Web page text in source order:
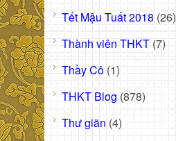
Tết Mậu Tuất 2018 (26)
Thành viên THKT (7)
Thầy Cô (1)
THKT Blog (878)
Thư giãn (4)